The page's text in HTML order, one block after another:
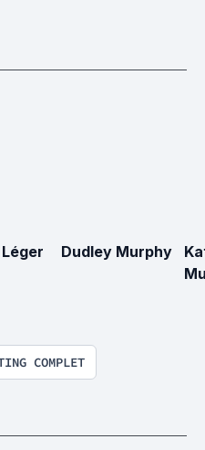
Dudley Murphy
COMPLET